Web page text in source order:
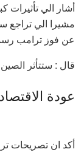
أشار الي تأثيرات
عن فوز ترامب
قال : ستتأثر
عودة
أكد ان تصريحات